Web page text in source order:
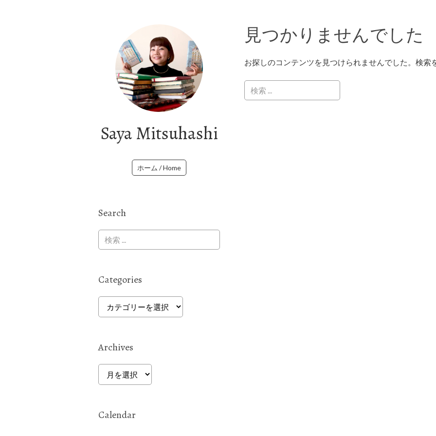
Saya Mitsuhashi
ホーム / Home
見つかりませんでした
お探しのコンテンツを見つけられませんでした。検索
Search
Categories
Categories
Archives
Archives
Calendar